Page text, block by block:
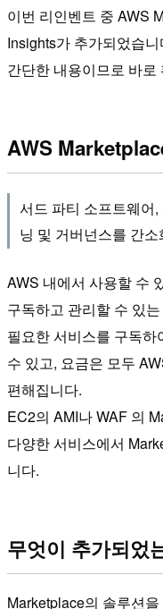
이번 리인벤트 중 AWS
Insights가 추가되었습니
간단한 내용이므로 바로
AWS
서드 파티 소프트웨어
닝 및 거버넌스를 간소
AWS 내에서 사용할 수
구독하고 관리할 수 있
필요한 서비스를 구독
수 있고, 요금은 모두
편해집니다.
EC2의 AMI나 WAF 의
다양한 서비스에서
니다.
무엇이 추가되었
Marketplace의 솔루션